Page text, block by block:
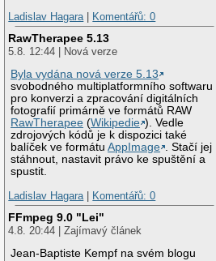
Ladislav Hagara| Komentářů: 0
RawTherapee 5.13
5.8. 12:44 | Nová verze
Byla vydána nová verze 5.13
svobodného multiplatformního softwaru
pro konverzi a zpracování digitálních
fotografií primárně ve formátů RAW
RawTherapee (Wikipedie ). Vedle
zdrojových kódů je k dispozici také
balíček ve formátuAppImage . Stačí jej
stáhnout, nastavit právo ke spuštění a
spustit.
Ladislav Hagara| Komentářů: 0
FFmpeg 9.0 "Lei"
4.8. 20:44 | Zajímavý článek
Jean-Baptiste Kempf na svém blogu